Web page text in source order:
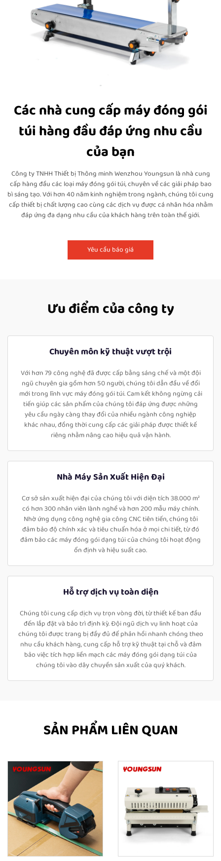
Các nhà cung cấp máy đóng gói
túi hàng đầu đáp ứng nhu cầu
của bạn
Công ty TNHH Thiết bị Thông minh Wenzhou Youngsun là nhà cung
cấp hàng đầu các loại máy đóng gói túi, chuyên về các giải pháp bao
bì sáng tạo. Với hơn 40 năm kinh nghiệm trong ngành, chúng tôi cung
cấp thiết bị chất lượng cao cùng các dịch vụ được cá nhân hóa nhằm
đáp ứng đa dạng nhu cầu của khách hàng trên toàn thế giới.
Yêu cầu báo giá
Ưu điểm của công ty
Chuyên môn kỹ thuật vượt trội
Với hơn 79 công nghệ đã được cấp bằng sáng chế và một đội
ngũ chuyên gia gồm hơn 50 người, chúng tôi dẫn đầu về đổi
mới trong lĩnh vực máy đóng gói túi. Cam kết không ngừng cải
tiến giúp các sản phẩm của chúng tôi đáp ứng được những
yêu cầu ngày càng thay đổi của nhiều ngành công nghiệp
khác nhau, đồng thời cung cấp các giải pháp được thiết kế
riêng nhằm nâng cao hiệu quả vận hành.
Nhà Máy Sản Xuất Hiện Đại
Cơ sở sản xuất hiện đại của chúng tôi với diện tích 38.000 m²
có hơn 300 nhân viên lành nghề và hơn 200 mẫu máy chính.
Nhờ ứng dụng công nghệ gia công CNC tiên tiến, chúng tôi
đảm bảo độ chính xác và tiêu chuẩn hóa ở mọi chi tiết, từ đó
đảm bảo các máy đóng gói dạng túi của chúng tôi hoạt động
ổn định và hiệu suất cao.
Hỗ trợ dịch vụ toàn diện
Chúng tôi cung cấp dịch vụ trọn vòng đời, từ thiết kế ban đầu
đến lắp đặt và bảo trì định kỳ. Đội ngũ dịch vụ linh hoạt của
chúng tôi được trang bị đầy đủ để phản hồi nhanh chóng theo
nhu cầu khách hàng, cung cấp hỗ trợ kỹ thuật tại chỗ và đảm
bảo việc tích hợp liền mạch các máy đóng gói dạng túi của
chúng tôi vào dây chuyền sản xuất của quý khách.
SẢN PHẨM LIÊN QUAN